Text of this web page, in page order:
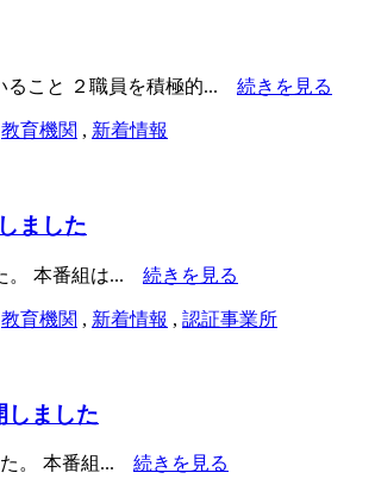
ること ２職員を積極的... 続きを見る
教育機関 , 新着情報
ました
。 本番組は... 続きを見る
教育機関 , 新着情報 , 認証事業所
しました
た。 本番組... 続きを見る